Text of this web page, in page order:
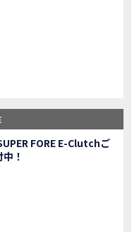
まさかのアレを交換することに！？
くの方のご来店ありがとうございました！
た私が素直にレビュー｜Honda X-ADV
スだけじゃないサーキットの楽しみ方|Honda supercub
ティングもしちゃいました|Honda X-ADV
て新春キャンペーンを開催
！新型のどこが凄いかチェックしてきた！
羽・伊勢 【Honda Dream 松阪】
KITTY在庫車あります！
女子ツーリング|Honda CBR1000RRR Rebel1100 500 250
ルバイクキャンペーン実施中💫
FORE E-Clutchご
！